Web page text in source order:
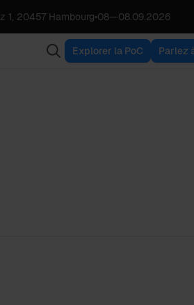
1, 20457 Hambourg•08—08.09.2026
Explorer la PoC Parlez